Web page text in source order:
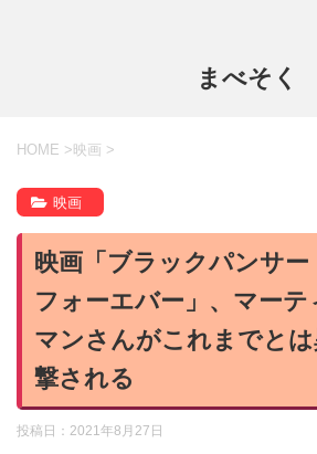
まべそく
HOME > 映画 >
映画
映画「ブラックパンサー
フォーエバー」、マーテ
マンさんがこれまでとは
撃される
投稿日： 2021年8月27日